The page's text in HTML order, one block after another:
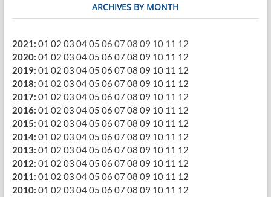
ARCHIVES BY MONTH
2021: 01 02 03 0405 06 07 08 09 10 11 12
2020: 01 02 03 0405 06 07 08 09 10 11 12
2019: 01 02 03 0405 06 07 08 09 10 11 12
2018: 01 02 03 0405 06 07 08 09 10 11 12
2017: 01 02 03 0405 06 07 08 09 10 11 12
2016: 01 02 03 0405 06 07 08 09 10 11 12
2015: 01 02 03 0405 06 07 08 09 10 11 12
2014: 01 02 03 0405 06 07 08 09 10 11 12
2013: 01 02 03 0405 06 07 08 09 10 11 12
2012: 01 02 03 0405 06 07 08 09 10 11 12
2011: 01 02 03 0405 06 07 08 09 10 11 12
2010: 01 02 03 0405 06 07 08 09 10 11 12